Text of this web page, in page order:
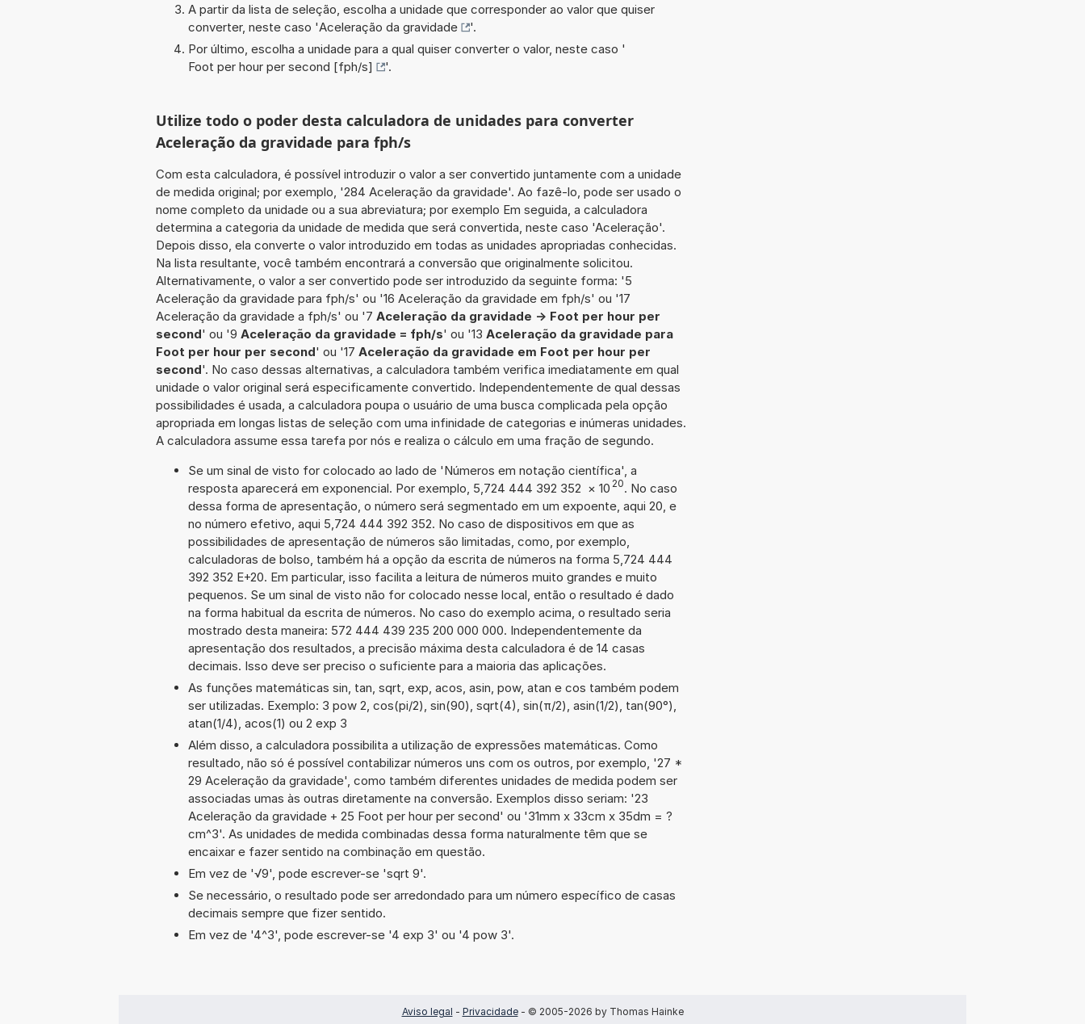
A partir da lista de seleção, escolha a unidade que corresponder ao valor que quiser
converter, neste caso 'Aceleração da gravidade
'.
Por último, escolha a unidade para a qual quiser converter o valor, neste caso '
Foot per hour per second [fph/s]
'.
Utilize todo o poder desta calculadora de unidades para converter
Aceleração da gravidade para fph/s
Com esta calculadora, é possível introduzir o valor a ser convertido juntamente com a unidade
de medida original; por exemplo, '284 Aceleração da gravidade'. Ao fazê-lo, pode ser usado o
nome completo da unidade ou a sua abreviatura; por exemplo Em seguida, a calculadora
determina a categoria da unidade de medida que será convertida, neste caso 'Aceleração'.
Depois disso, ela converte o valor introduzido em todas as unidades apropriadas conhecidas.
Na lista resultante, você também encontrará a conversão que originalmente solicitou.
Alternativamente, o valor a ser convertido pode ser introduzido da seguinte forma: '5
Aceleração da gravidade para fph/s' ou '16 Aceleração da gravidade em fph/s' ou '17
Aceleração da gravidade a fph/s' ou '7 Aceleração da gravidade -> Foot per hour per
second' ou '9 Aceleração da gravidade = fph/s' ou '13 Aceleração da gravidade para
Foot per hour per second' ou '17 Aceleração da gravidade em Foot per hour per
second'. No caso dessas alternativas, a calculadora também verifica imediatamente em qual
unidade o valor original será especificamente convertido. Independentemente de qual dessas
possibilidades é usada, a calculadora poupa o usuário de uma busca complicada pela opção
apropriada em longas listas de seleção com uma infinidade de categorias e inúmeras unidades.
A calculadora assume essa tarefa por nós e realiza o cálculo em uma fração de segundo.
Se um sinal de visto for colocado ao lado de 'Números em notação científica', a
resposta aparecerá em exponencial. Por exemplo, 5,724 444 392 352 × 10 20. No caso
dessa forma de apresentação, o número será segmentado em um expoente, aqui 20, e
no número efetivo, aqui 5,724 444 392 352. No caso de dispositivos em que as
possibilidades de apresentação de números são limitadas, como, por exemplo,
calculadoras de bolso, também há a opção da escrita de números na forma 5,724 444
392 352 E+20. Em particular, isso facilita a leitura de números muito grandes e muito
pequenos. Se um sinal de visto não for colocado nesse local, então o resultado é dado
na forma habitual da escrita de números. No caso do exemplo acima, o resultado seria
mostrado desta maneira: 572 444 439 235 200 000 000. Independentemente da
apresentação dos resultados, a precisão máxima desta calculadora é de 14 casas
decimais. Isso deve ser preciso o suficiente para a maioria das aplicações.
As funções matemáticas sin, tan, sqrt, exp, acos, asin, pow, atan e cos também podem
ser utilizadas. Exemplo: 3 pow 2, cos(pi/2), sin(90), sqrt(4), sin(π/2), asin(1/2), tan(90°),
atan(1/4), acos(1) ou 2 exp 3
Além disso, a calculadora possibilita a utilização de expressões matemáticas. Como
resultado, não só é possível contabilizar números uns com os outros, por exemplo, '27 *
29 Aceleração da gravidade', como também diferentes unidades de medida podem ser
associadas umas às outras diretamente na conversão. Exemplos disso seriam: '23
Aceleração da gravidade + 25 Foot per hour per second' ou '31mm x 33cm x 35dm = ?
cm^3'. As unidades de medida combinadas dessa forma naturalmente têm que se
encaixar e fazer sentido na combinação em questão.
Em vez de '√9', pode escrever-se 'sqrt 9'.
Se necessário, o resultado pode ser arredondado para um número específico de casas
decimais sempre que fizer sentido.
Em vez de '4^3', pode escrever-se '4 exp 3' ou '4 pow 3'.
Aviso legal - Privacidade- © 2005-2026 by Thomas Hainke